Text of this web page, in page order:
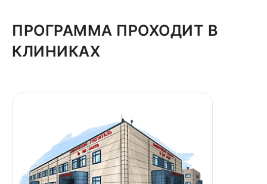
ПРОГРАММА ПРОХОДИТ В
КЛИНИКАХ